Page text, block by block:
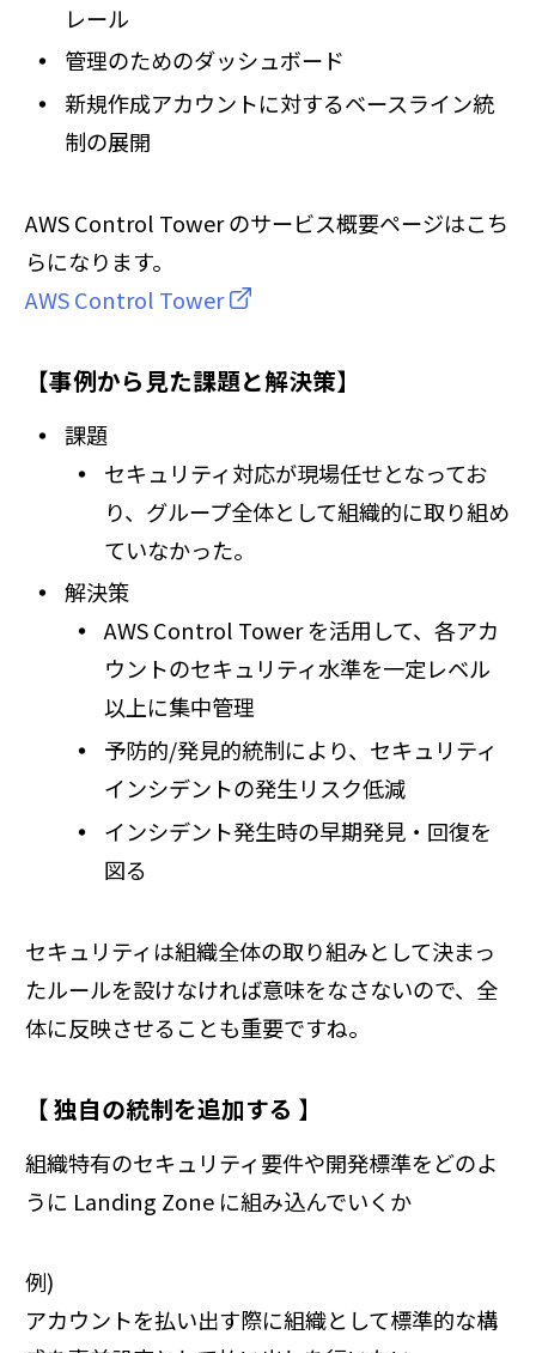
レール
管理のためのダッシュボード
新規作成アカウントに対するベースライン統
制の展開
AWS Control Tower のサービス概要ページはこち
らになります。
AWS Control Tower
【事例から見た課題と解決策】
課題
セキュリティ対応が現場任せとなってお
り、グループ全体として組織的に取り組め
ていなかった。
解決策
AWS Control Tower を活用して、各アカ
ウントのセキュリティ水準を一定レベル
以上に集中管理
予防的/発見的統制により、セキュリティ
インシデントの発生リスク低減
インシデント発生時の早期発見・回復を
図る
セキュリティは組織全体の取り組みとして決まっ
たルールを設けなければ意味をなさないので、全
体に反映させることも重要ですね。
【 独自の統制を追加する 】
組織特有のセキュリティ要件や開発標準をどのよ
うに Landing Zone に組み込んでいくか
例)
アカウントを払い出す際に組織として標準的な構